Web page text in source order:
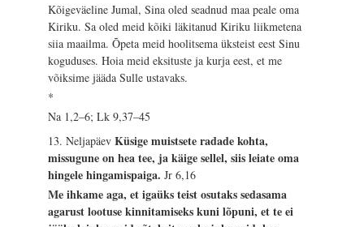
Kõigeväeline Jumal, Sina oled seadnud maa peale oma
Kiriku. Sa oled meid kõiki läkitanud Kiriku liikmetena
siia maailma. Õpeta meid hoolitsema üksteist eest Sinu
koguduses. Hoia meid eksituste ja kurja eest, et me
võiksime jääda Sulle ustavaks.
*
Na 1,2–6; Lk 9,37–45
13. NeljapäevKüsige muistsete radade kohta,
missugune on hea tee, ja käige sellel, siis leiate oma
hingele hingamispaiga.Jr 6,16
Me ihkame aga, et igaüks teist osutaks sedasama
agarust lootuse kinnitamiseks kuni lõpuni, et te ei